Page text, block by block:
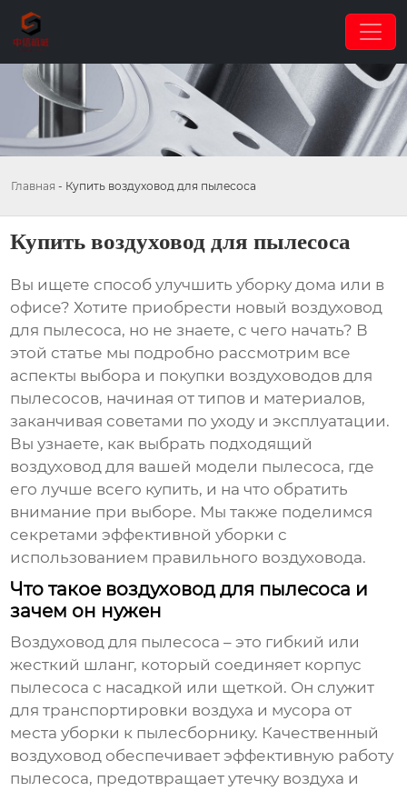
Главная - Купить воздуховод для пылесоса
Купить воздуховод для пылесоса
Вы ищете способ улучшить уборку дома или в
офисе? Хотите приобрести новый воздуховод
для пылесоса, но не знаете, с чего начать? В
этой статье мы подробно рассмотрим все
аспекты выбора и покупки воздуховодов для
пылесосов, начиная от типов и материалов,
заканчивая советами по уходу и эксплуатации.
Вы узнаете, как выбрать подходящий
воздуховод для вашей модели пылесоса, где
его лучше всего купить, и на что обратить
внимание при выборе. Мы также поделимся
секретами эффективной уборки с
использованием правильного воздуховода.
Что такое воздуховод для пылесоса и
зачем он нужен
Воздуховод для пылесоса – это гибкий или
жесткий шланг, который соединяет корпус
пылесоса с насадкой или щеткой. Он служит
для транспортировки воздуха и мусора от
места уборки к пылесборнику. Качественный
воздуховод обеспечивает эффективную работу
пылесоса, предотвращает утечку воздуха и